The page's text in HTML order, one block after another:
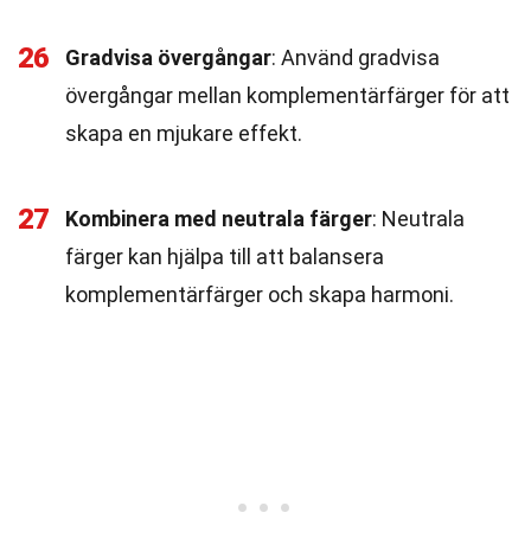
26 Gradvisa övergångar: Använd gradvisa
övergångar mellan komplementärfärger för att
skapa en mjukare effekt.
27 Kombinera med neutrala färger: Neutrala
färger kan hjälpa till att balansera
komplementärfärger och skapa harmoni.